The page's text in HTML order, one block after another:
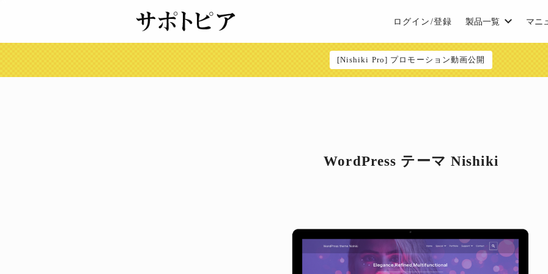
ログイン/登録 製品一覧 マニ
[Nishiki Pro] プロモーション動画公開
WordPress テーマ Nishiki